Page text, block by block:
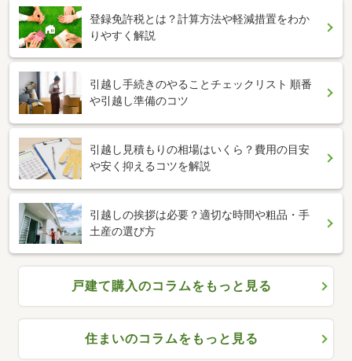
登録免許税とは？計算方法や軽減措置をわか
りやすく解説
引越し手続きのやることチェックリスト 順番
や引越し準備のコツ
引越し見積もりの相場はいくら？費用の目安
や安く抑えるコツを解説
引越しの挨拶は必要？適切な時間や粗品・手
土産の選び方
戸建て購入のコラムをもっと見る
住まいのコラムをもっと見る